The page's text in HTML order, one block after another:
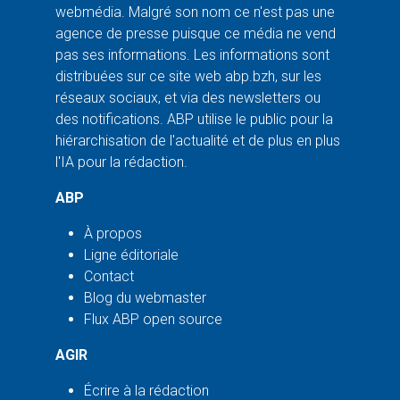
webmédia. Malgré son nom ce n'est pas une
agence de presse puisque ce média ne vend
pas ses informations. Les informations sont
distribuées sur ce site web abp.bzh, sur les
réseaux sociaux, et via des newsletters ou
des notifications. ABP utilise le public pour la
hiérarchisation de l'actualité et de plus en plus
l'IA pour la rédaction.
ABP
À propos
Ligne éditoriale
Contact
Blog du webmaster
Flux ABP open source
AGIR
Écrire à la rédaction